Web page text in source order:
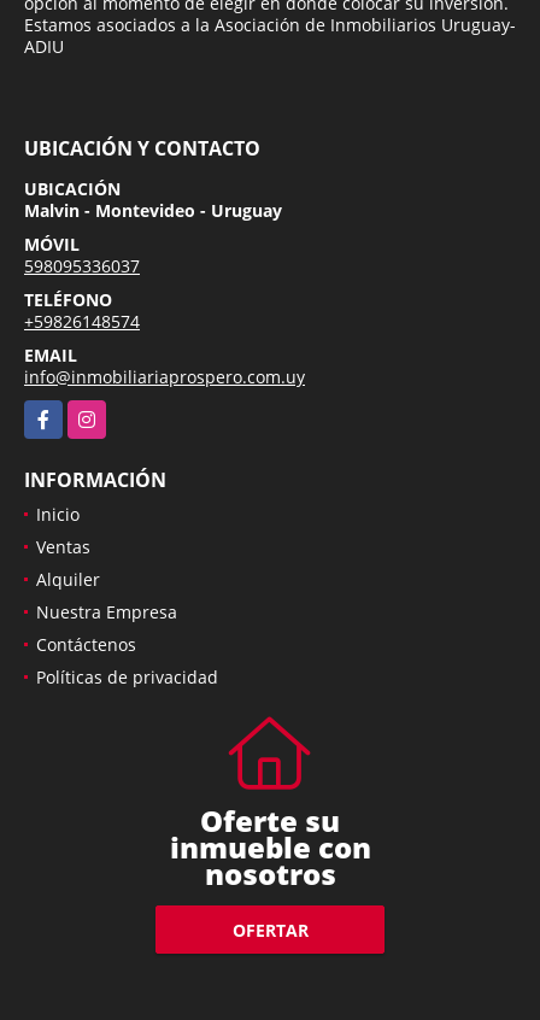
Estamos asociados a la Asociación de Inmobiliarios Uruguay-
ADIU
UBICACIÓN Y CONTACTO
UBICACIÓN
Malvin - Montevideo - Uruguay
MÓVIL
598095336037
TELÉFONO
+59826148574
EMAIL
info@inmobiliariaprospero.com.uy
FacebookInstagram
INFORMACIÓN
Inicio
Ventas
Alquiler
Nuestra Empresa
Contáctenos
Políticas de privacidad
Oferte su
inmueble con
nosotros
OFERTAR